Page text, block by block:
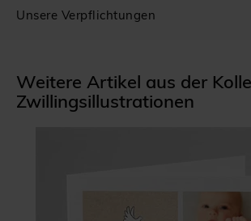
Weitere Artikel aus der
Zwillingsillustrationen
Unsere Verpflichtungen